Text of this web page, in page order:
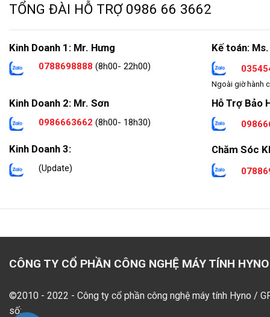
TỔNG ĐÀI HỖ TRỢ 0986 66 3662
Kinh Doanh 1: Mr. Hưng
0788698888 (8h00- 22h00)
Kinh Doanh 2: Mr. Sơn
0986663662 (8h00- 18h30)
Kinh Doanh 3:
(Update)
Kế toán:
Ngoài giờ hành
Hỗ Trợ Bảo
Chăm Sóc
CÔNG TY CỔ PHẦN CÔNG NGHỆ MÁY TÍNH HYNO
©2010 - 2022 - Công ty cổ phần công nghệ máy tính Hyno /
số: